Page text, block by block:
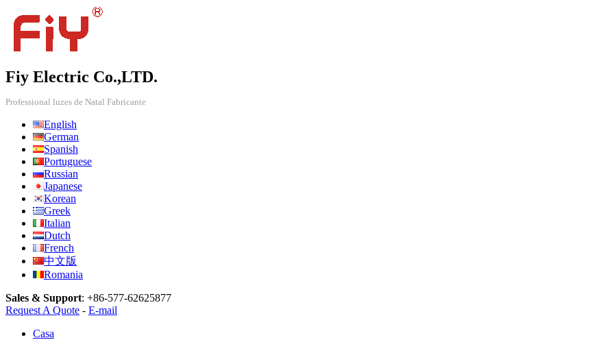
Fiy Electric Co.,LTD.
Professional luzes de Natal Fabricante
English
German
Spanish
Portuguese
Russian
Japanese
Korean
Greek
Italian
Dutch
French
中文版
Romania
Sales & Support: +86-577-62625877
Request A Quote - E-mail
Casa